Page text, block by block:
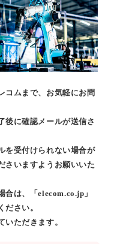
コムまで、お気軽にお問
後に確認メールが送信さ
を受付けられない場合が
さいますようお願いいた
合は、「elecom.co.jp」
ださい。
ただきます。